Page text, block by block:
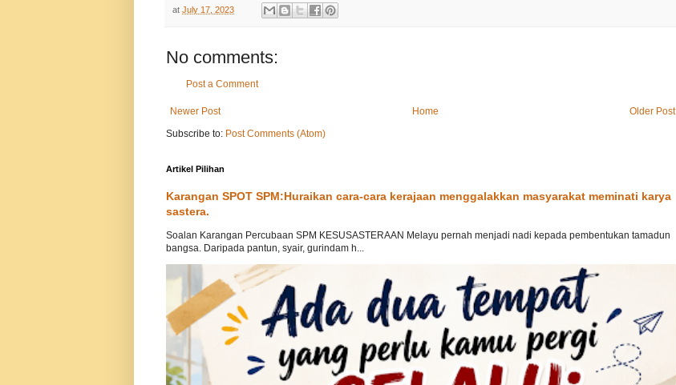
at July 17, 2023
No comments:
Post a Comment
Newer Post Older Post
Home
Subscribe to: Post Comments (Atom)
Artikel Pilihan
Karangan SPOT SPM:Huraikan cara-cara kerajaan menggalakkan masyarakat meminati karya
sastera.
Soalan Karangan Percubaan SPM KESUSASTERAAN Melayu pernah menjadi nadi kepada pembentukan tamadun
bangsa. Daripada pantun, syair, gurindam h...